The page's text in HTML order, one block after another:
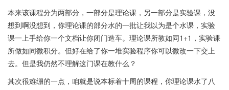
本来该课程分为两部分，一部分是理论课，另一部分是实验课，没
想到啊没想到，你理论课的部分水的一批让我以为是个水课，实验
课一上手给你一个文档让你闭门造车。理论课所教如同1+1，实验课
所做如同微积分。但好在给了你一堆实验程序你可以微改一下交上
去。但是我仍然不理解这门课在教什么？
其次很难绷的一点，咱就是说本标着十周的课程，你理论课水了八